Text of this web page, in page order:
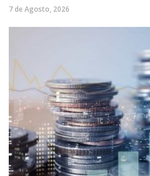
7 de Agosto, 2026